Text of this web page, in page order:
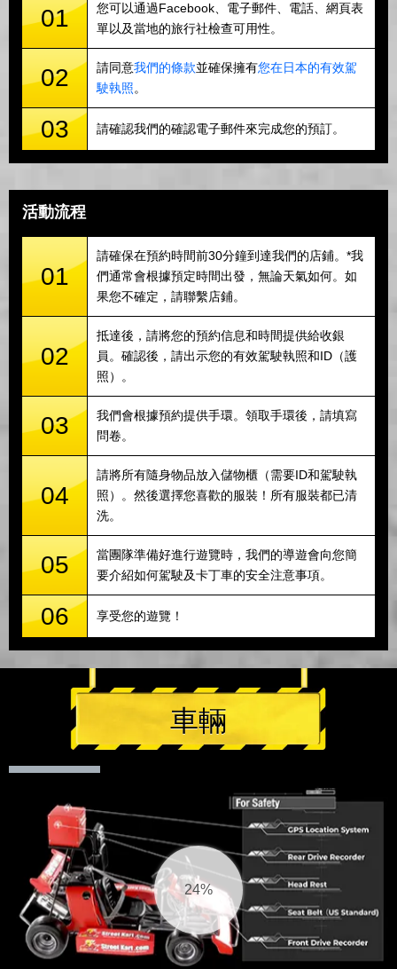
01
您可以通過Facebook、電子郵件、電話、網頁表
單以及當地的旅行社檢查可用性。
02 請同意我們的條款並確保擁有您在日本的有效駕
駛執照。
03 請確認我們的確認電子郵件來完成您的預訂。
活動流程
01
請確保在預約時間前30分鐘到達我們的店鋪。*我
們通常會根據預定時間出發，無論天氣如何。如
果您不確定，請聯繫店鋪。
02
抵達後，請將您的預約信息和時間提供給收銀
員。確認後，請出示您的有效駕駛執照和ID（護
照）。
03
我們會根據預約提供手環。領取手環後，請填寫
問卷。
04
請將所有隨身物品放入儲物櫃（需要ID和駕駛執
照）。然後選擇您喜歡的服裝！所有服裝都已清
洗。
05
當團隊準備好進行遊覽時，我們的導遊會向您簡
要介紹如何駕駛及卡丁車的安全注意事項。
06 享受您的遊覽！
車輛
25%